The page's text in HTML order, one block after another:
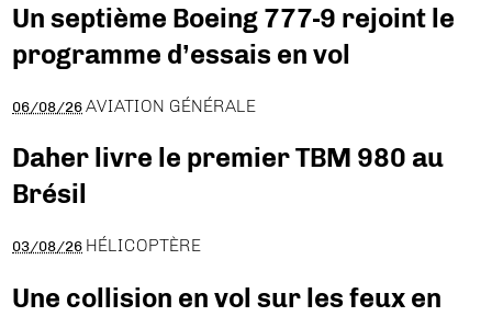
Un septième Boeing 777-9 rejoint le
programme d’essais en vol
06/08/26 AVIATION GÉNÉRALE
Daher livre le premier TBM 980 au
Brésil
03/08/26 HÉLICOPTÈRE
Une collision en vol sur les feux en